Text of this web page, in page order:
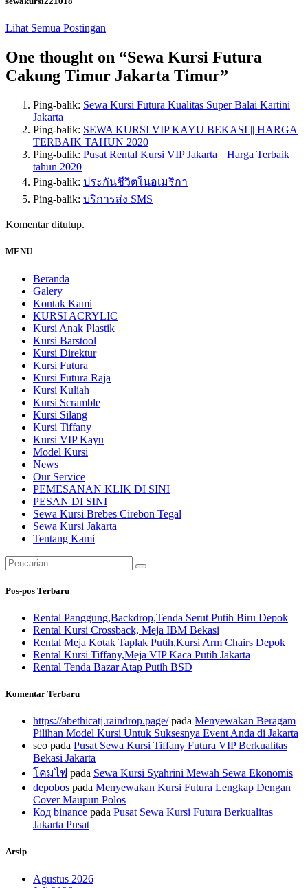
Lihat Semua Postingan
One thought on “Sewa Kursi Futura
Cakung Timur Jakarta Timur”
Ping-balik: Sewa Kursi Futura Kualitas Super Balai Kartini
Jakarta
Ping-balik: SEWA KURSI VIP KAYU BEKASI || HARGA
TERBAIK TAHUN 2020
Ping-balik: Pusat Rental Kursi VIP Jakarta || Harga Terbaik
tahun 2020
Ping-balik: ประกันชีวิตในอเมริกา
Ping-balik: บริการส่ง SMS
Komentar ditutup.
MENU
Beranda
Galery
Kontak Kami
KURSI ACRYLIC
Kursi Anak Plastik
Kursi Barstool
Kursi Direktur
Kursi Futura
Kursi Futura Raja
Kursi Kuliah
Kursi Scramble
Kursi Silang
Kursi Tiffany
Kursi VIP Kayu
Model Kursi
News
Our Service
PEMESANAN KLIK DI SINI
PESAN DI SINI
Sewa Kursi Brebes Cirebon Tegal
Sewa Kursi Jakarta
Tentang Kami
Pencarian
untuk:
Pos-pos Terbaru
Rental Panggung,Backdrop,Tenda Serut Putih Biru Depok
Rental Kursi Crossback, Meja IBM Bekasi
Rental Meja Kotak Taplak Putih,Kursi Arm Chairs Depok
Rental Kursi Tiffany,Meja VIP Kaca Putih Jakarta
Rental Tenda Bazar Atap Putih BSD
Komentar Terbaru
https://abethicatj.raindrop.page/pada Menyewakan Beragam
Pilihan Model Kursi Untuk Suksesnya Event Anda di Jakarta
seo pada Pusat Sewa Kursi Tiffany Futura VIP Berkualitas
Bekasi Jakarta
โคมไฟ pada Sewa Kursi Syahrini Mewah Sewa Ekonomis
depobos pada Menyewakan Kursi Futura Lengkap Dengan
Cover Maupun Polos
Код binance pada Pusat Sewa Kursi Futura Berkualitas
Jakarta Pusat
Arsip
Agustus 2026